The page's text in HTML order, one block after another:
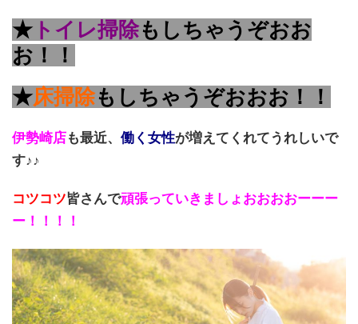
★ トイレ掃除もしちゃうぞおお
お！！
★床掃除もしちゃうぞおおお！！
伊勢崎店も最近、 働く女性が増えてくれてうれしいで
す♪♪
コツコツ皆さんで頑張っていきましょおおおおーーー
ー！！！！